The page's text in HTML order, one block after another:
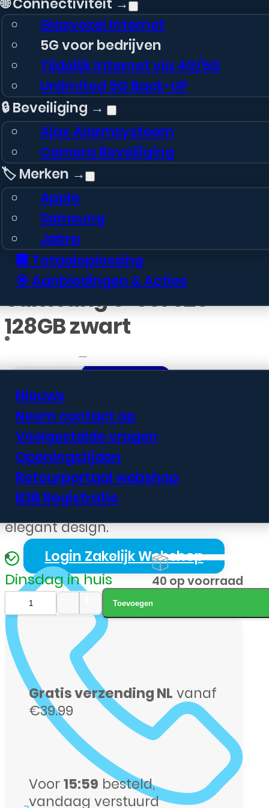
Glasvezel Internet
5G voor bedrijven
Tijdelijk Internet via 4G/5G
Unlimited 5G Back-UP
🔒 Beveiliging →
Ajax Alarmsysteem
Camera Beveiliging
🏷️ Merken →
Apple
Samsung
Jabra
🏢 Totaaloplossing
🎯 Aanbiedingen & Acties
Nieuws
Neem contact op
Veelgestelde vragen
Openingstijden
Retourportaal webshop
B2B Registratie
Login Zakelijk Webshop
Samsung S-931 S25
128GB zwart
€604,99
De Samsung S-931 S25 in zwart met
128GB opslagruimte biedt premium
smartphone prestaties in een
elegant design.
Dinsdag in huis
Samsung
S-
931
S25
128GB
zwart
Toevoegen
40 op voorraad
Gratis verzending NL vanaf
€39.99
Voor15:59 besteld,
vandaag verstuurd